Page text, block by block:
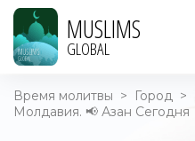
MUSLIMS
GLOBAL
Время молитвы > Город >
Молдавия. 📢 Азан Сегодня